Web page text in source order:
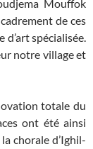
Mouffok
de ces
spécialisée.
notre village et
totale du
ont été ainsi
chorale d’Ighil-